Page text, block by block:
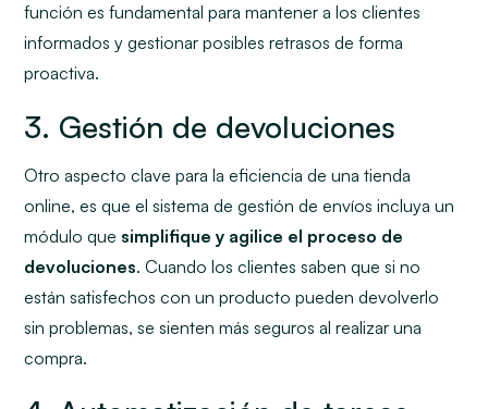
función es fundamental para mantener a los clientes
informados y gestionar posibles retrasos de forma
proactiva.
3. Gestión de devoluciones
Otro aspecto clave para la eficiencia de una tienda
online, es que el sistema de gestión de envíos incluya un
módulo que simplifique y agilice el proceso de
devoluciones. Cuando los clientes saben que si no
están satisfechos con un producto pueden devolverlo
sin problemas, se sienten más seguros al realizar una
compra.